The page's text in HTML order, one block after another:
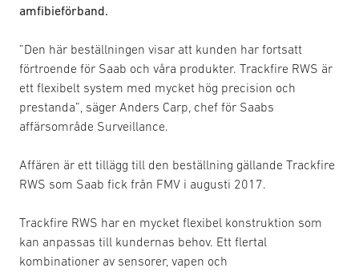
amfibieförband.
”Den här beställningen visar att kunden har fortsatt
förtroende för Saab och våra produkter. Trackfire RWS är
ett flexibelt system med mycket hög precision och
prestanda”, säger Anders Carp, chef för Saabs
affärsområde Surveillance.
Affären är ett tillägg till den beställning gällande Trackfire
RWS som Saab fick från FMV i augusti 2017.
Trackfire RWS har en mycket flexibel konstruktion som
kan anpassas till kundernas behov. Ett flertal
kombinationer av sensorer, vapen och